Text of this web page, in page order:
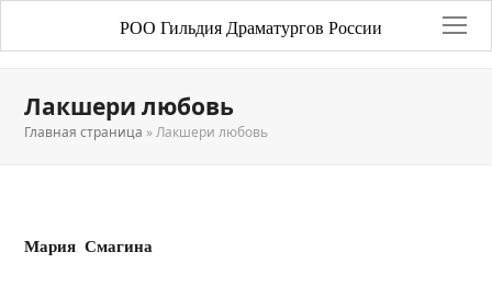
РОО Гильдия Драматургов России
Лакшери любовь
Главная страница »Лакшери любовь
Мария Смагина